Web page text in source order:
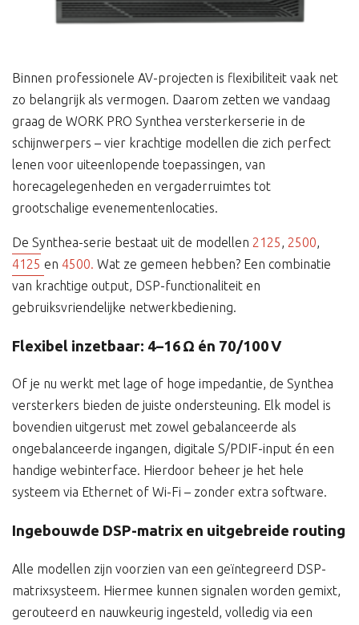
Binnen professionele AV-projecten is flexibiliteit vaak net
zo belangrijk als vermogen. Daarom zetten we vandaag
graag de WORK PRO Synthea versterkerserie in de
schijnwerpers – vier krachtige modellen die zich perfect
lenen voor uiteenlopende toepassingen, van
horecagelegenheden en vergaderruimtes tot
grootschalige evenementenlocaties.
De Synthea-serie bestaat uit de modellen 2125, 2500,
4125 en 4500. Wat ze gemeen hebben? Een combinatie
van krachtige output, DSP-functionaliteit en
gebruiksvriendelijke netwerkbediening.
Flexibel inzetbaar: 4–16 Ω én 70/100 V
Of je nu werkt met lage of hoge impedantie, de Synthea
versterkers bieden de juiste ondersteuning. Elk model is
bovendien uitgerust met zowel gebalanceerde als
ongebalanceerde ingangen, digitale S/PDIF-input én een
handige webinterface. Hierdoor beheer je het hele
systeem via Ethernet of Wi-Fi – zonder extra software.
Ingebouwde DSP-matrix en uitgebreide routing
Alle modellen zijn voorzien van een geïntegreerd DSP-
matrixsysteem. Hiermee kunnen signalen worden gemixt,
gerouteerd en nauwkeurig ingesteld, volledig via een